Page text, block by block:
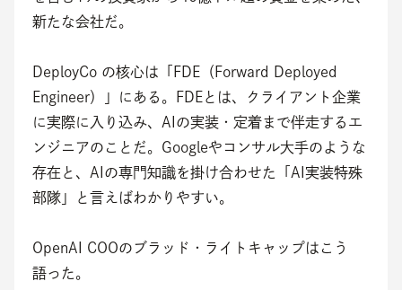
新たな会社だ。
DeployCo の核心は「FDE（Forward Deployed
Engineer）」にある。FDEとは、クライアント企業
に実際に入り込み、AIの実装・定着まで伴走するエ
ンジニアのことだ。Googleやコンサル大手のような
存在と、AIの専門知識を掛け合わせた「AI実装特殊
部隊」と言えばわかりやすい。
OpenAI COOのブラッド・ライトキャップはこう
語った。